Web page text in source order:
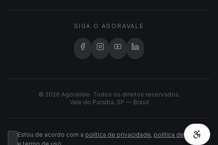
SIGA O AGORAVALE
© 2026 AgoraVale. Todos os direitos reservados.
Vale do Paraíba, SP — Brasil
Estou de acordo com a política de privacidade, política de cookies